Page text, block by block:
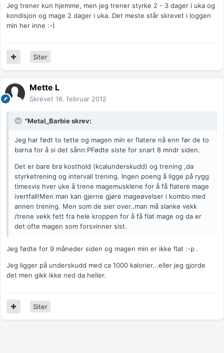
Jeg trener kun hjemme, men jeg trener styrke 2 - 3 dager i uka og
kondisjon og mage 2 dager i uka. Det meste står skrevet i loggen
min her inne :-)
Siter
Mette L
Skrevet 16. februar 2012
"Metal_Barbie skrev:
Jeg har født to tette og magen min er flatere nå enn før de to
barna for å si det sånn:PFødte siste for snart 8 mndr siden.
Det er bare bra kosthold (kcalunderskudd) og trening ,da
styrketrening og intervall trening. Ingen poeng å ligge på rygg
timesvis hver uke å trene magemusklene for å få flatere mage
ivertfall!Men man kan gjerne gjøre mageøvelser i kombo med
annen trening. Men som de sier over..man må slanke vekk
/trene vekk fett fra hele kroppen for å få flat mage og da er
det ofte magen som forsvinner sist.
Jeg fødte for 9 måneder siden og magen min er ikke flat :-p .
Jeg ligger på underskudd med ca 1000 kalorier...eller jeg gjorde
det men gikk ikke ned da heller.
Siter